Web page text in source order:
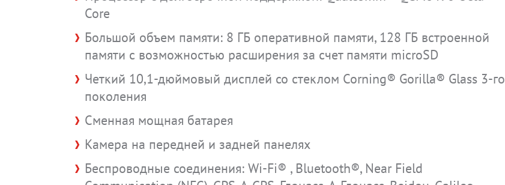
Core
Большой объем памяти: 8 ГБ оперативной памяти, 128 ГБ встроенной
памяти с возможностью расширения за счет памяти microSD
Четкий 10,1-дюймовый дисплей со стеклом Corning® Gorilla® Glass 3-го
поколения
Сменная мощная батарея
Камера на передней и задней панелях
Беспроводные соединения: Wi-Fi® , Bluetooth®, Near Field